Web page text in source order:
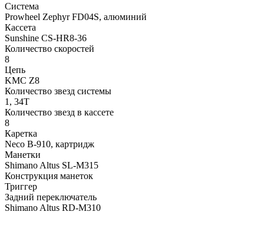
Система
Prowheel Zephyr FD04S, алюминий
Кассета
Sunshine CS-HR8-36
Количество скоростей
8
Цепь
KMC Z8
Количество звезд системы
1, 34Т
Количество звезд в кассете
8
Каретка
Neco B-910, картридж
Манетки
Shimano Altus SL-M315
Конструкция манеток
Триггер
Задний переключатель
Shimano Altus RD-M310